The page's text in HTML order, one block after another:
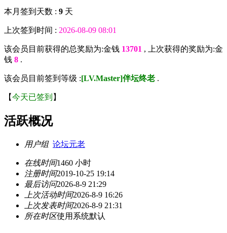
本月签到天数 : 9 天
上次签到时间 : 2026-08-09 08:01
该会员目前获得的总奖励为:金钱 13701 , 上次获得的奖励为:金
钱 8 .
该会员目前签到等级 :[LV.Master]伴坛终老 .
【今天已签到 】
活跃概况
用户组 论坛元老
在线时间1460 小时
注册时间2019-10-25 19:14
最后访问2026-8-9 21:29
上次活动时间2026-8-9 16:26
上次发表时间2026-8-9 21:31
所在时区使用系统默认